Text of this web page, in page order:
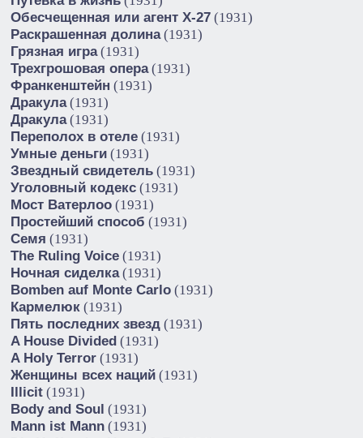
Обесчещенная или агент X-27 (1931)
Раскрашенная долина(1931)
Грязная игра(1931)
Трехгрошовая опера(1931)
Франкенштейн (1931)
Дракула(1931)
Дракула(1931)
Переполох в отеле (1931)
Умные деньги (1931)
Звездный свидетель (1931)
Уголовный кодекс (1931)
Мост Ватерлоо (1931)
Простейший способ (1931)
Семя (1931)
The Ruling Voice (1931)
Ночная сиделка(1931)
Bomben auf Monte Carlo (1931)
Кармелюк (1931)
Пять последних звезд (1931)
A House Divided (1931)
A Holy Terror (1931)
Женщины всех наций (1931)
Illicit (1931)
Body and Soul (1931)
Mann ist Mann (1931)